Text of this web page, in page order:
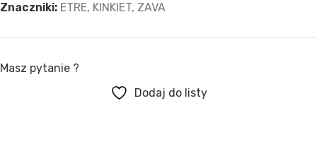
Znaczniki: ETRE, KINKIET, ZAVA
Masz pytanie ?
Dodaj do listy